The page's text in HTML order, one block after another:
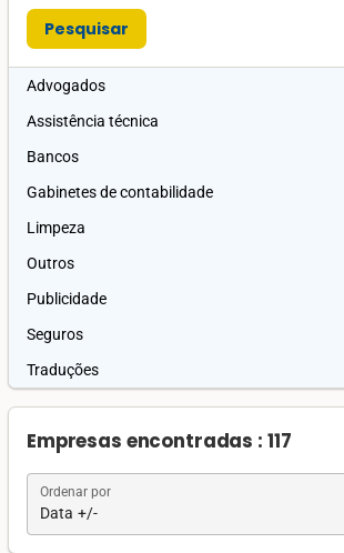
Pesquisar
Advogados
Assistência técnica
Bancos
Gabinetes de contabilidade
Limpeza
Outros
Publicidade
Seguros
Traduções
Empresas encontradas : 117
Data +/-
Ordenar por